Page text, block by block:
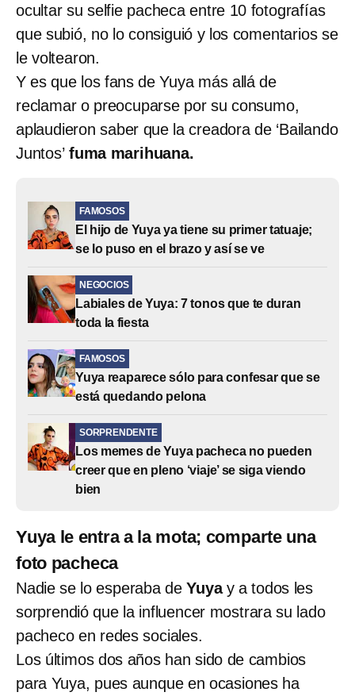
ocultar su selfie pacheca entre 10 fotografías
que subió, no lo consiguió y los comentarios se
le voltearon.
Y es que los fans de Yuya más allá de
reclamar o preocuparse por su consumo,
aplaudieron saber que la creadora de ‘Bailando
Juntos’fuma marihuana.
FAMOSOS
El hijo de Yuya ya tiene su primer tatuaje;
se lo puso en el brazo y así se ve
NEGOCIOS
Labiales de Yuya: 7 tonos que te duran
toda la fiesta
FAMOSOS
Yuya reaparece sólo para confesar que se
está quedando pelona
SORPRENDENTE
Los memes de Yuya pacheca no pueden
creer que en pleno ‘viaje’ se siga viendo
bien
Yuya le entra a la mota; comparte una
foto pacheca
Nadie se lo esperaba deYuyay a todos les
sorprendió que la influencer mostrara su lado
pacheco en redes sociales.
Los últimos dos años han sido de cambios
para Yuya, pues aunque en ocasiones ha